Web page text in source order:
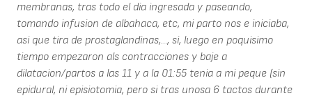
membranas, tras todo el dia ingresada y paseando,
tomando infusion de albahaca, etc, mi parto nos e iniciaba,
asi que tira de prostaglandinas,..., si, luego en poquisimo
tiempo empezaron als contracciones y baje a
dilatacion/partos a las 11 y a la 01:55 tenia a mi peque (sin
epidural, ni episiotomia, pero si tras unosa 6 tactos durante